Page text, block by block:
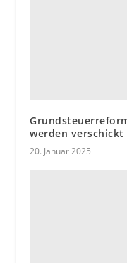
werden verschickt
20. Januar 2025